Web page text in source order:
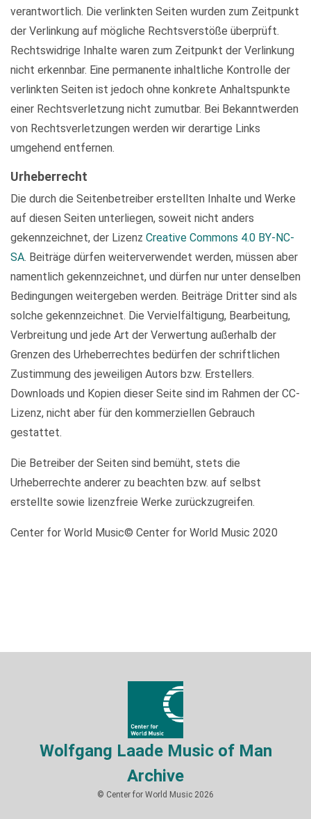
verantwortlich. Die verlinkten Seiten wurden zum Zeitpunkt
der Verlinkung auf mögliche Rechtsverstöße überprüft.
Rechtswidrige Inhalte waren zum Zeitpunkt der Verlinkung
nicht erkennbar. Eine permanente inhaltliche Kontrolle der
verlinkten Seiten ist jedoch ohne konkrete Anhaltspunkte
einer Rechtsverletzung nicht zumutbar. Bei Bekanntwerden
von Rechtsverletzungen werden wir derartige Links
umgehend entfernen.
Urheberrecht
Die durch die Seitenbetreiber erstellten Inhalte und Werke
auf diesen Seiten unterliegen, soweit nicht anders
gekennzeichnet, der Lizenz Creative Commons 4.0 BY-NC-
SA. Beiträge dürfen weiterverwendet werden, müssen aber
namentlich gekennzeichnet, und dürfen nur unter denselben
Bedingungen weitergeben werden. Beiträge Dritter sind als
solche gekennzeichnet. Die Vervielfältigung, Bearbeitung,
Verbreitung und jede Art der Verwertung außerhalb der
Grenzen des Urheberrechtes bedürfen der schriftlichen
Zustimmung des jeweiligen Autors bzw. Erstellers.
Downloads und Kopien dieser Seite sind im Rahmen der CC-
Lizenz, nicht aber für den kommerziellen Gebrauch
gestattet.
Die Betreiber der Seiten sind bemüht, stets die
Urheberrechte anderer zu beachten bzw. auf selbst
erstellte sowie lizenzfreie Werke zurückzugreifen.
Center for World Music© Center for World Music 2020
Wolfgang Laade Music of Man
Archive
© Center for World Music 2026